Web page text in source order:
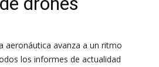
aeronáutica avanza a un ritmo
los informes de actualidad